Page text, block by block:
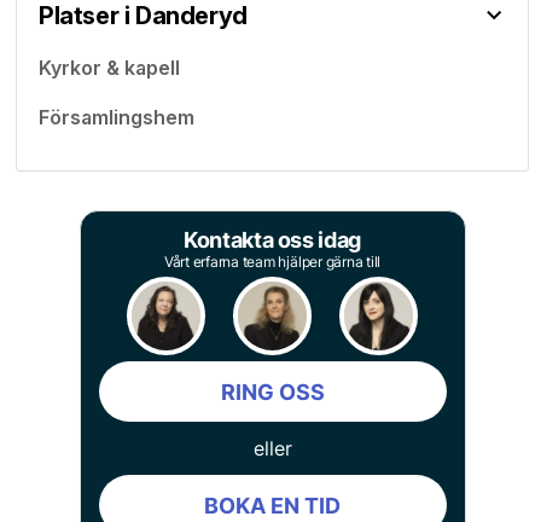
Platser i Danderyd
Kyrkor & kapell
Församlingshem
Kontakta oss idag
Vårt erfarna team hjälper gärna till
RING OSS
eller
BOKA EN TID